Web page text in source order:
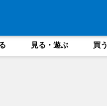
見る・遊ぶ 買う